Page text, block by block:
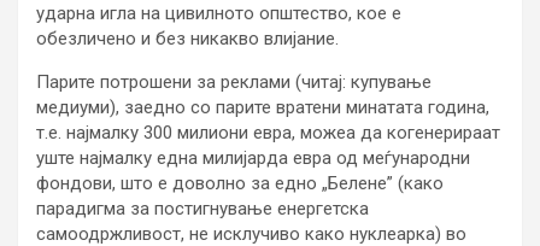
ударна игла на цивилното општество, кое е
обезличено и без никакво влијание.
Парите потрошени за реклами (читај: купување
медиуми), заедно со парите вратени минатата година,
т.е. најмалку 300 милиони евра, можеа да когенерираат
уште најмалку една милијарда евра од меѓународни
фондови, што е доволно за едно „Белене” (како
парадигма за постигнување енергетска
самоодржливост, не исклучиво како нуклеарка) во